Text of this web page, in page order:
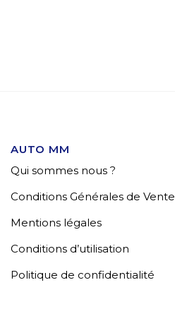
AUTO MM
Qui sommes nous ?
Conditions Générales de Vente
Mentions légales
Conditions d’utilisation
Politique de confidentialité